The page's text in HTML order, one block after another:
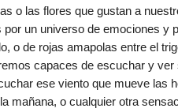
o las flores que gustan a
un universo de emociones y
o de rojas amapolas entre el
capaces de escuchar y ver
ese viento que mueve las
mañana, o cualquier otra